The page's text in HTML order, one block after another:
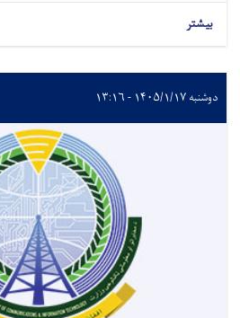
بیشتر
دوشنبه ۱۴۰۵/۱/۱۷ - ۱۳:۱۶